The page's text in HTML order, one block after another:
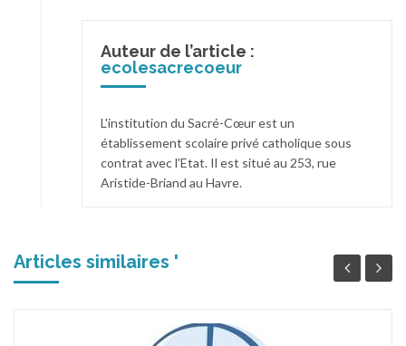
Auteur de l’article :
ecolesacrecoeur
L'institution du Sacré-Cœur est un
établissement scolaire privé catholique sous
contrat avec l'Etat. Il est situé au 253, rue
Aristide-Briand au Havre.
Articles similaires '